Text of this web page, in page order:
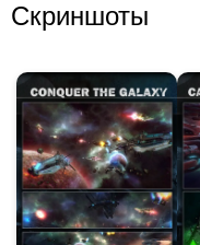
Скриншоты